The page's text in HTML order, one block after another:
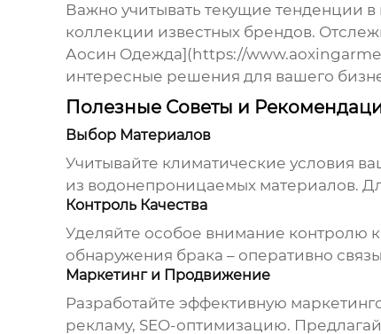
Важно учитывать текущие тенденции
коллекции известных брендов.
Аосин Одежда](https://
интересные решения для вашего
Полезные Советы и
Выбор Материалов
Учитывайте климатические условия
из водонепроницаемых материалов.
Контроль Качества
Уделяйте особое внимание контролю
обнаружения брака – оперативно
Маркетинг и Продвижение
Разработайте эффективную
рекламу, SEO-оптимизацию.